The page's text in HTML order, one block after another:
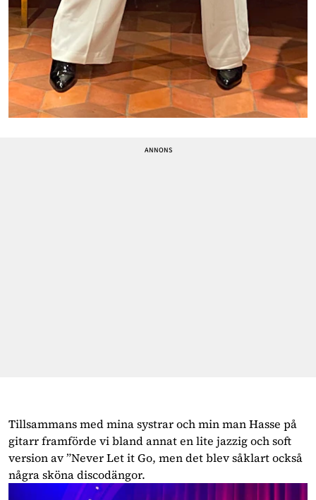
Tillsammans med mina systrar och min man Hasse på
gitarr framförde vi bland annat en lite jazzig och soft
version av ”Never Let it Go, men det blev såklart också
några sköna discodängor.